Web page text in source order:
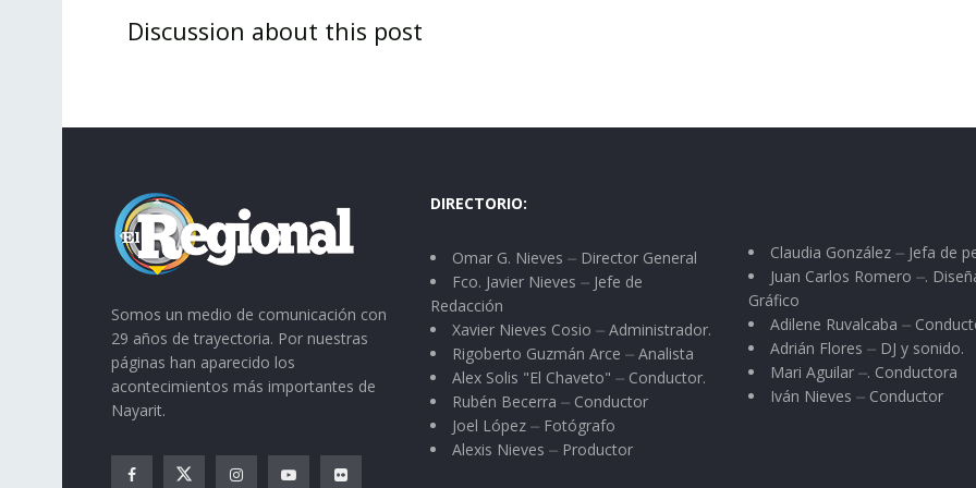
Discussion about this post
Somos un medio de comunicación con
29 años de trayectoria. Por nuestras
páginas han aparecido los
acontecimientos más importantes de
Nayarit.
DIRECTORIO:
Omar G. Nieves ⏤ Director General
Fco. Javier Nieves ⏤ Jefe de
Redacción
Xavier Nieves Cosio ⏤ Administrador.
Rigoberto Guzmán Arce ⏤ Analista
Alex Solis "El Chaveto" ⏤ Conductor.
Rubén Becerra ⏤ Conductor
Joel López ⏤ Fotógrafo
Alexis Nieves ⏤ Productor
Claudia González ⏤ Jefa de
Juan Carlos Romero ⏤.
Gráfico
Adilene Ruvalcaba ⏤
Adrián Flores ⏤ DJ y sonido.
Mari Aguilar ⏤. Conductora
Iván Nieves ⏤ Conductor